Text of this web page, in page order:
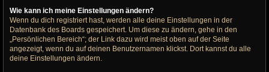
Wie kann ich meine Einstellungen ändern?
Wenn du dich registriert hast, werden alle deine Einstellungen in der
Datenbank des Boards gespeichert. Um diese zu ändern, gehe in den
„Persönlichen Bereich“; der Link dazu wird meist oben auf der Seite
angezeigt, wenn du auf deinen Benutzernamen klickst. Dort kannst du alle
deine Einstellungen ändern.